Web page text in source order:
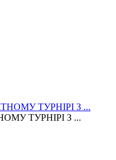
ТУРНІРІ З ...